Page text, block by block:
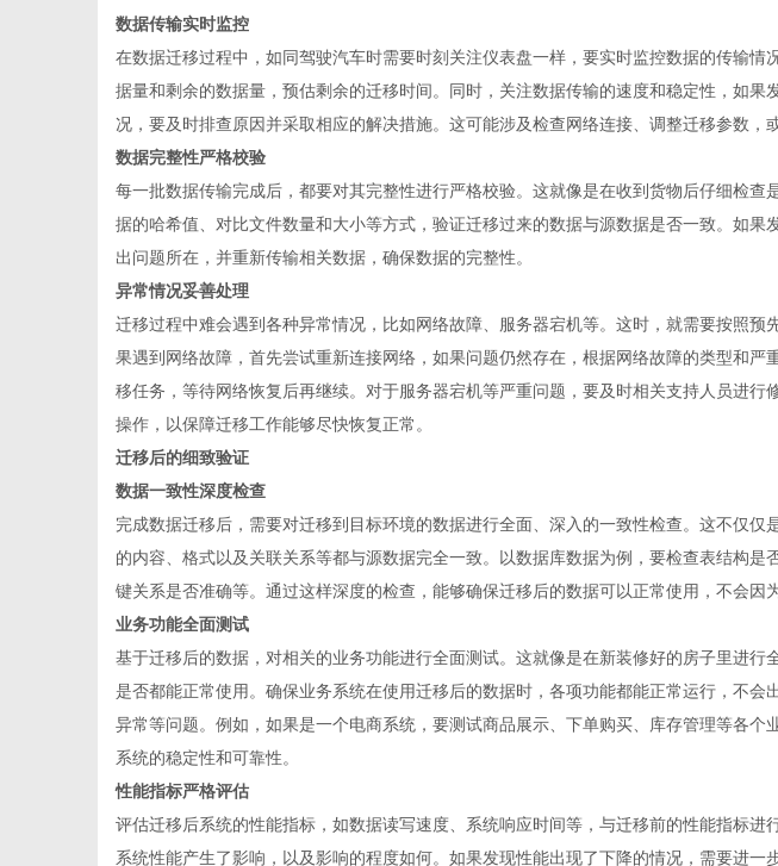
数据传输实时监控
在数据迁移过程中，如同驾驶汽车时需要时刻关注仪表盘一样，要实时监控数据的传输情
据量和剩余的数据量，预估剩余的迁移时间。同时，关注数据传输的速度和稳定性，如果
况，要及时排查原因并采取相应的解决措施。这可能涉及检查网络连接、调整迁移参数，
数据完整性严格校验
每一批数据传输完成后，都要对其完整性进行严格校验。这就像是在收到货物后仔细检查
据的哈希值、对比文件数量和大小等方式，验证迁移过来的数据与源数据是否一致。如果
出问题所在，并重新传输相关数据，确保数据的完整性。
异常情况妥善处理
迁移过程中难会遇到各种异常情况，比如网络故障、服务器宕机等。这时，就需要按照预
果遇到网络故障，首先尝试重新连接网络，如果问题仍然存在，根据网络故障的类型和严
移任务，等待网络恢复后再继续。对于服务器宕机等严重问题，要及时相关支持人员进行
操作，以保障迁移工作能够尽快恢复正常。
迁移后的细致验证
数据一致性深度检查
完成数据迁移后，需要对迁移到目标环境的数据进行全面、深入的一致性检查。这不仅仅
的内容、格式以及关联关系等都与源数据完全一致。以数据库数据为例，要检查表结构是
键关系是否准确等。通过这样深度的检查，能够确保迁移后的数据可以正常使用，不会因
业务功能全面测试
基于迁移后的数据，对相关的业务功能进行全面测试。这就像是在新装修好的房子里进行
是否都能正常使用。确保业务系统在使用迁移后的数据时，各项功能都能正常运行，不会
异常等问题。例如，如果是一个电商系统，要测试商品展示、下单购买、库存管理等各个
系统的稳定性和可靠性。
性能指标严格评估
评估迁移后系统的性能指标，如数据读写速度、系统响应时间等，与迁移前的性能指标进
系统性能产生了影响，以及影响的程度如何。如果发现性能出现了下降的情况，需要进一